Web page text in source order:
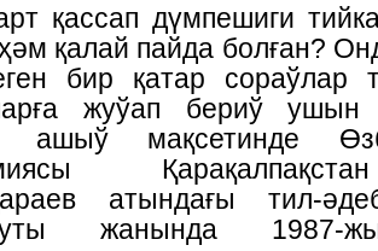
қалай пайда болған?
бир қатар сораўлар
жуўап бериў ушын
ашыў мақсетинде
атындағы тил-
жанында 1987-